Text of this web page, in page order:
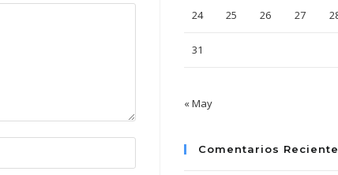
24 25 26 27
31
« May
Comentarios